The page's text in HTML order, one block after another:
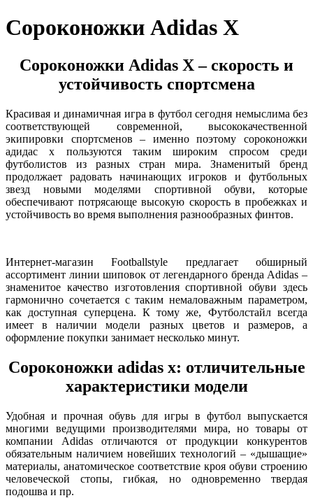
Сороконожки Adidas X
Сороконожки Adidas X – скорость и
устойчивость спортсмена
Красивая и динамичная игра в футбол сегодня немыслима без
соответствующей современной, высококачественной
экипировки спортсменов – именно поэтому сороконожки
адидас х пользуются таким широким спросом среди
футболистов из разных стран мира. Знаменитый бренд
продолжает радовать начинающих игроков и футбольных
звезд новыми моделями спортивной обуви, которые
обеспечивают потрясающе высокую скорость в пробежках и
устойчивость во время выполнения разнообразных финтов.
Интернет-магазин Footballstyle предлагает обширный
ассортимент линии шиповок от легендарного бренда Adidas –
знаменитое качество изготовления спортивной обуви здесь
гармонично сочетается с таким немаловажным параметром,
как доступная суперцена. К тому же, Футболстайл всегда
имеет в наличии модели разных цветов и размеров, а
оформление покупки занимает несколько минут.
Сороконожки adidas x: отличительные
характеристики модели
Удобная и прочная обувь для игры в футбол выпускается
многими ведущими производителями мира, но товары от
компании Adidas отличаются от продукции конкурентов
обязательным наличием новейших технологий – «дышащие»
материалы, анатомическое соответствие кроя обуви строению
человеческой стопы, гибкая, но одновременно твердая
подошва и пр.